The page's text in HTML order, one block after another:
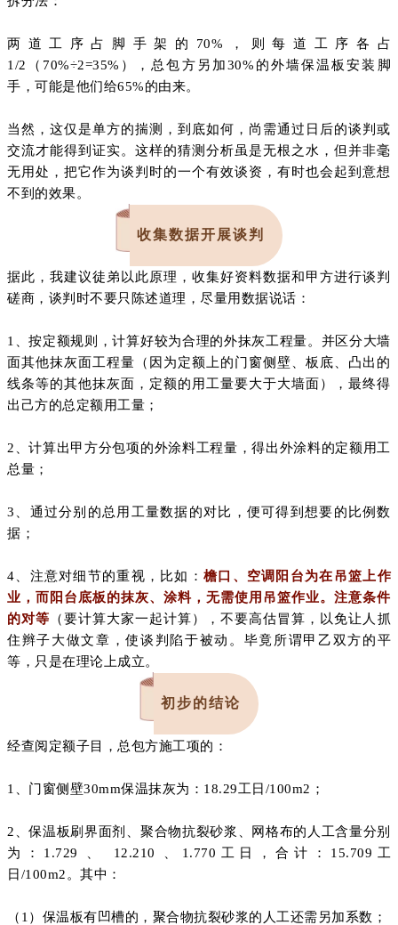
两道工序占脚手架的70%，则每道工序各占
1/2（70%÷2=35%），总包方另加30%的外墙保温板安装脚
手，可能是他们给65%的由来。
当然，这仅是单方的揣测，到底如何，尚需通过日后的谈判或
交流才能得到证实。这样的猜测分析虽是无根之水，但并非毫
无用处，把它作为谈判时的一个有效谈资，有时也会起到意想
不到的效果。
收集数据开展谈判
据此，我建议徒弟以此原理，收集好资料数据和甲方进行谈判
磋商，谈判时不要只陈述道理，尽量用数据说话：
1、按定额规则，计算好较为合理的外抹灰工程量。并区分大墙
面其他抹灰面工程量（因为定额上的门窗侧壁、板底、凸出的
线条等的其他抹灰面，定额的用工量要大于大墙面），最终得
出己方的总定额用工量；
2、计算出甲方分包项的外涂料工程量，得出外涂料的定额用工
总量；
3、通过分别的总用工量数据的对比，便可得到想要的比例数
据；
4、注意对细节的重视，比如：檐口、空调阳台为在吊篮上作
业，而阳台底板的抹灰、涂料，无需使用吊篮作业。注意条件
的对等 （要计算大家一起计算），不要高估冒算，以免让人抓
住辫子大做文章，使谈判陷于被动。毕竟所谓甲乙双方的平
等，只是在理论上成立。
初步的结论
经查阅定额子目，总包方施工项的：
1、门窗侧壁30mm保温抹灰为：18.29工日/100m2；
2、保温板刷界面剂、聚合物抗裂砂浆、网格布的人工含量分别
为：1.729 、 12.210 、1.770工日，合计：15.709工
日/100m2。其中：
（1）保温板有凹槽的，聚合物抗裂砂浆的人工还需另加系数；